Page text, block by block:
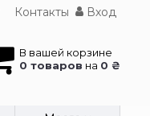
Контакты Вход
В вашей корзине
0 товаров на 0 ₴